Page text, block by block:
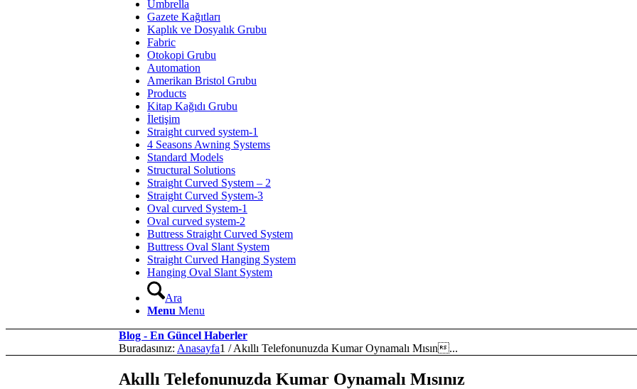
Umbrella
Gazete Kağıtları
Kaplık ve Dosyalık Grubu
Fabric
Otokopi Grubu
Automation
Amerikan Bristol Grubu
Products
Kitap Kağıdı Grubu
İletişim
Straight curved system-1
4 Seasons Awning Systems
Standard Models
Structural Solutions
Straight Curved System – 2
Straight Curved System-3
Oval curved System-1
Oval curved system-2
Buttress Straight Curved System
Buttress Oval Slant System
Straight Curved Hanging System
Hanging Oval Slant System
Ara
Menu Menu
Blog - En Güncel Haberler
Buradasınız: Anasayfa1 / Akıllı Telefonunuzda Kumar Oynamalı Mısın...
Akıllı Telefonunuzda Kumar Oynamalı Mısınız